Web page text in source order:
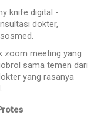
knife digital -
dokter,
zoom meeting yang
sama temen dari
yang rasanya